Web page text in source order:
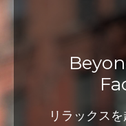
リラックス